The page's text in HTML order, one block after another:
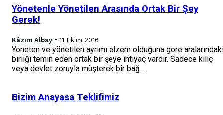
Yönetenle Yönetilen Arasında Ortak Bir Şey
Gerek!
Kâzım Albay - 11 Ekim 2016
Yöneten ve yönetilen ayrımı elzem olduğuna göre aralarındaki
birliği temin eden ortak bir şeye ihtiyaç vardır. Sadece kılıç
veya devlet zoruyla müşterek bir bağ...
Bizim Anayasa Teklifimiz